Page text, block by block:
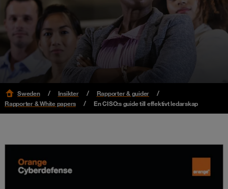
Sweden Insikter
Rapporter & guider
Rapporter & White papers
En CISO:s guide till effektivt ledarskap